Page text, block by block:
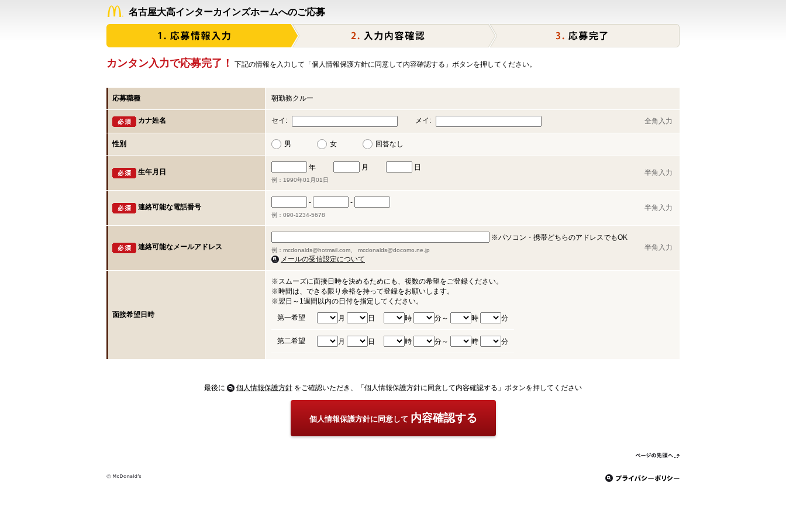
名古屋大高インターカインズホームへのご応募
カンタン入力で応募完了！ 下記の情報を入力して「個人情報保護方針に同意して内容確認する」ボタンを押してください。
応募職種 朝勤務クルー
カナ姓名 セイ: メイ: 全角入力
性別 男 女 回答なし
生年月日
年 月 日
例：1990年01月01日
半角入力
連絡可能な電話番号
- -
例：090-1234-5678
半角入力
連絡可能なメールアドレス
※パソコン・携帯どちらのアドレスでもOK
例：mcdonalds@hotmail.com、 mcdonalds@docomo.ne.jp
メールの受信設定について
半角入力
面接希望日時
※スムーズに面接日時を決めるためにも、複数の希望をご登録ください。
※時間は、できる限り余裕を持って登録をお願いします。
※翌日～1週間以内の日付を指定してください。
第一希望
月 日 時 分～ 時 分
第二希望 月 日 時 分～ 時 分
最後に 個人情報保護方針 をご確認いただき、「個人情報保護方針に同意して内容確認する」ボタンを押してください
個人情報保護方針に同意して 内容確認する